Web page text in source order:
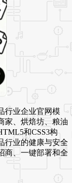
行业企业官网模
家、烘焙坊、粮油
和CSS3构
行业的健康与安全
商、一键部署和全